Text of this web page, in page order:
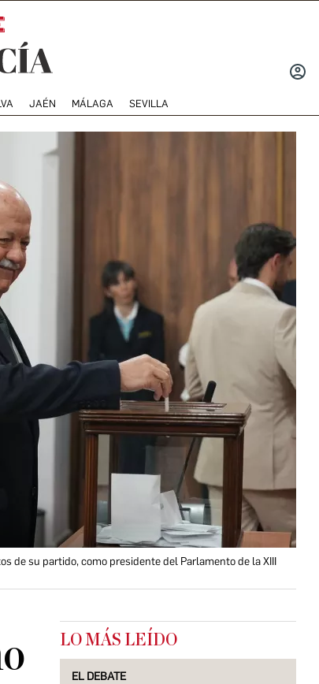
JAÉN MÁLAGA SEVILLA
de su partido, como presidente del Parlamento de la XIII
LO MÁS LEÍDO
EL DEBATE